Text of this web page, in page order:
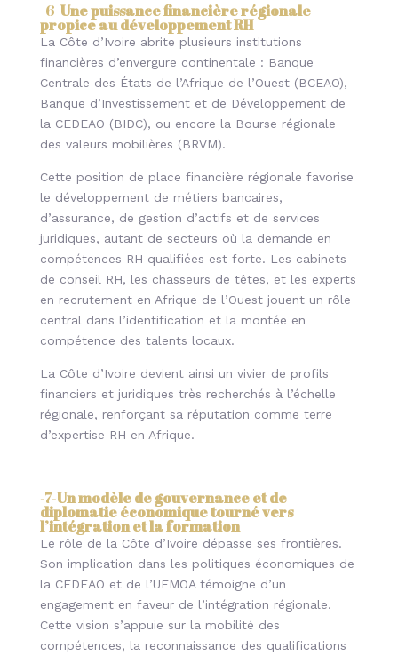
-6-Une puissance financière régionale
propice au développement RH
La Côte d’Ivoire abrite plusieurs institutions
financières d’envergure continentale : Banque
Centrale des États de l’Afrique de l’Ouest (BCEAO),
Banque d’Investissement et de Développement de
la CEDEAO (BIDC), ou encore la Bourse régionale
des valeurs mobilières (BRVM).
Cette position de place financière régionale favorise
le développement de métiers bancaires,
d’assurance, de gestion d’actifs et de services
juridiques, autant de secteurs où la demande en
compétences RH qualifiées est forte. Les cabinets
de conseil RH, les chasseurs de têtes, et les experts
en recrutement en Afrique de l’Ouest jouent un rôle
central dans l’identification et la montée en
compétence des talents locaux.
La Côte d’Ivoire devient ainsi un vivier de profils
financiers et juridiques très recherchés à l’échelle
régionale, renforçant sa réputation comme terre
d’expertise RH en Afrique.
-7-Un modèle de gouvernance et de
diplomatie économique tourné vers
l’intégration et la formation
Le rôle de la Côte d’Ivoire dépasse ses frontières.
Son implication dans les politiques économiques de
la CEDEAO et de l’UEMOA témoigne d’un
engagement en faveur de l’intégration régionale.
Cette vision s’appuie sur la mobilité des
compétences, la reconnaissance des qualifications